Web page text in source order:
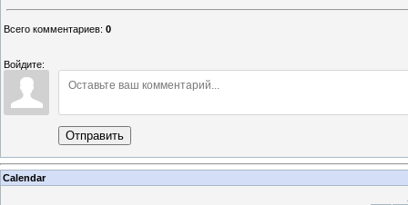
Всего комментариев: 0
Войдите:
Отправить
Calendar